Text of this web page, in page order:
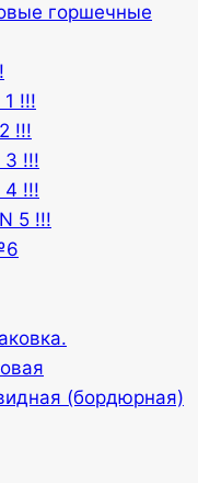
горшечные
!!!
!!!
!!!
!!!
5 !!!
(бордюрная)